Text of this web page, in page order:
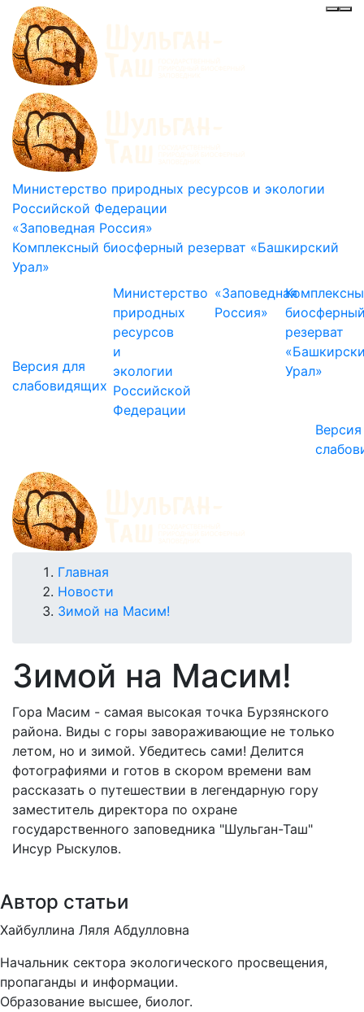
Министерство природных ресурсов и экологии
Российской Федерации
«Заповедная Россия»
Комплексный биосферный резерват «Башкирский
Урал»
Версия для
слабовидящих
Министерство
природных
ресурсов
и
экологии
Российской
Федерации
«Заповедная
Россия»
резерват
Урал»
Строка
навигации
Главная
Новости
Зимой на Масим!
Зимой на Масим!
Гора Масим - самая высокая точка Бурзянского
района. Виды с горы завораживающие не только
летом, но и зимой. Убедитесь сами! Делится
фотографиями и готов в скором времени вам
рассказать о путешествии в легендарную гору
заместитель директора по охране
государственного заповедника "Шульган-Таш"
Инсур Рыскулов.
Автор статьи
Хайбуллина Ляля Абдулловна
Начальник сектора экологического просвещения,
пропаганды и информации.
Образование высшее, биолог.